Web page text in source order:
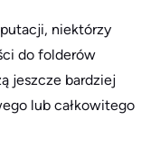
niektórzy
do folderów
jeszcze bardziej
lub całkowitego